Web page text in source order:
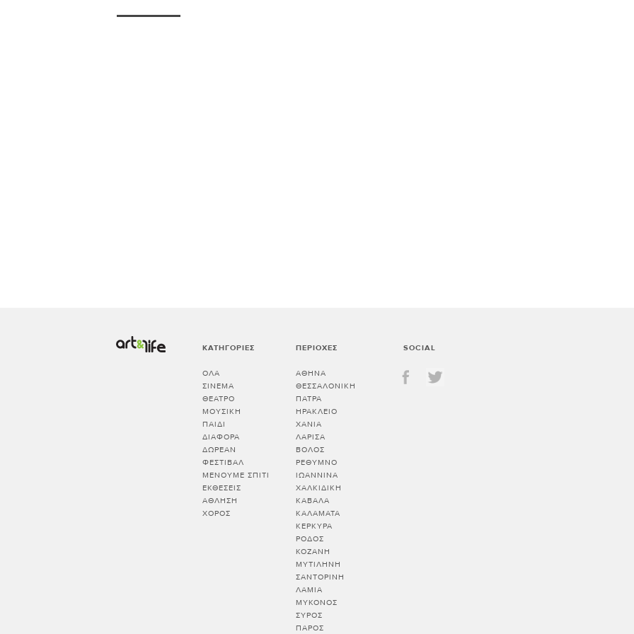
ΚΑΤΗΓΟΡΊΕΣ
ΌΛΑ
ΣΙΝΕΜΆ
ΘΈΑΤΡΟ
ΜΟΥΣΙΚΉ
ΠΑΙΔΊ
ΔΙΆΦΟΡΑ
ΔΩΡΕΆΝ
ΦΕΣΤΙΒΆΛ
ΜΈΝΟΥΜΕ ΣΠΊΤΙ
ΕΚΘΈΣΕΙΣ
ΆΘΛΗΣΗ
ΧΟΡΌΣ
ΠΕΡΙΟΧΈΣ
ΑΘΗΝΑ
ΘΕΣΣΑΛΟΝΙΚΗ
ΠΑΤΡΑ
ΗΡΑΚΛΕΙΟ
ΧΑΝΙΑ
ΛΑΡΙΣΑ
ΒΟΛΟΣ
ΡΕΘΥΜΝΟ
ΙΩΑΝΝΙΝΑ
ΧΑΛΚΙΔΙΚΗ
ΚΑΒΑΛΑ
ΚΑΛΑΜΑΤΑ
ΚΕΡΚΥΡΑ
ΡΟΔΟΣ
ΚΟΖΑΝΗ
ΜΥΤΙΛΗΝΗ
ΣΑΝΤΟΡΙΝΗ
ΛΑΜΙΑ
ΜΥΚΟΝΟΣ
ΣΥΡΟΣ
ΠΑΡΟΣ
SOCIAL